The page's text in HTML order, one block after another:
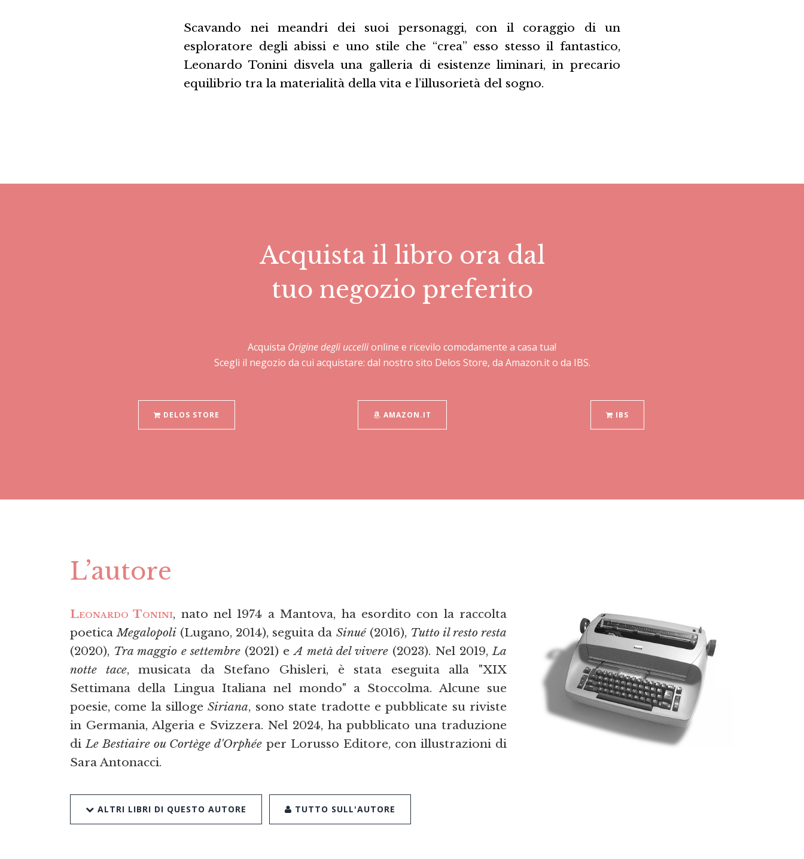
Scavando nei meandri dei suoi personaggi, con il coraggio di un
esploratore degli abissi e uno stile che “crea” esso stesso il fantastico,
Leonardo Tonini disvela una galleria di esistenze liminari, in precario
equilibrio tra la materialità della vita e l’illusorietà del sogno.
Acquista il libro ora dal
tuo negozio preferito
Acquista Origine degli uccellionline e ricevilo comodamente a casa tua!
Scegli il negozio da cui acquistare: dal nostro sito Delos Store, da Amazon.it o da IBS.
DELOS STORE AMAZON.IT IBS
L’autore
Leonardo Tonini, nato nel 1974 a Mantova, ha esordito con la raccolta
poetica Megalopoli (Lugano, 2014), seguita da Sinué(2016), Tutto il resto resta
(2020), Tra maggio e settembre(2021) eA metà del vivere (2023). Nel 2019, La
notte tace, musicata da Stefano Ghisleri, è stata eseguita alla "XIX
Settimana della Lingua Italiana nel mondo" a Stoccolma. Alcune sue
poesie, come la sillogeSiriana, sono state tradotte e pubblicate su riviste
in Germania, Algeria e Svizzera. Nel 2024, ha pubblicato una traduzione
di Le Bestiaire ou Cortège d'Orphée per Lorusso Editore, con illustrazioni di
Sara Antonacci.
ALTRI LIBRI DI QUESTO AUTORE TUTTO SULL'AUTORE